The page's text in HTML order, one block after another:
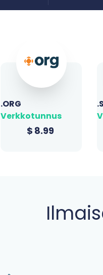
.SITE
Verkkotunnus
$ 0.99